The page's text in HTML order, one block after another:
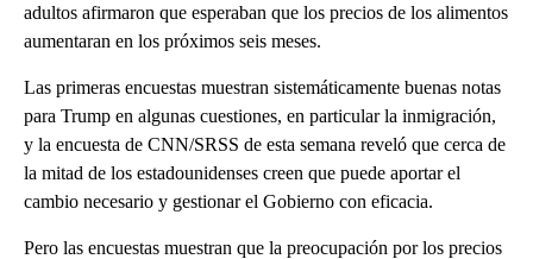
adultos afirmaron que esperaban que los precios de los alimentos
aumentaran en los próximos seis meses.
Las primeras encuestas muestran sistemáticamente buenas notas
para Trump en algunas cuestiones, en particular la inmigración,
y la encuesta de CNN/SRSS de esta semana reveló que cerca de
la mitad de los estadounidenses creen que puede aportar el
cambio necesario y gestionar el Gobierno con eficacia.
Pero las encuestas muestran que la preocupación por los precios